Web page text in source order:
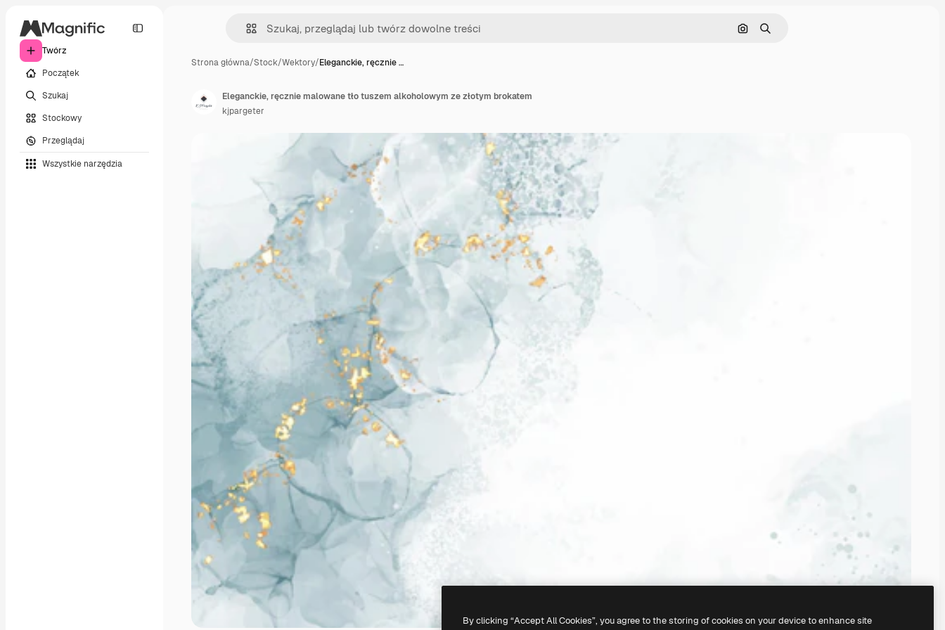
Twórz
Początek
Szukaj
Stockowy
Przeglądaj
Wszystkie narzędzia
Szukaj według obrazu
Szukaj
Strona główna/Stock/Wektory/Eleganckie, ręcznie …
Eleganckie, ręcznie malowane tło tuszem alkoholowym ze złotym brokatem
kjpargeter
By clicking “Accept All Cookies”, you agree to the storing of cookies on your device to enhance site